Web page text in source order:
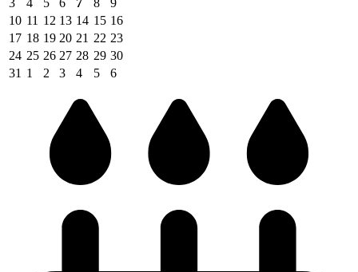
3
4 5 6 7 8
9
10 11 12 13 14 15 16
17 18 19 20 21 22 23
24 25 26 27 28 29 30
31 1 2 3 4 5 6